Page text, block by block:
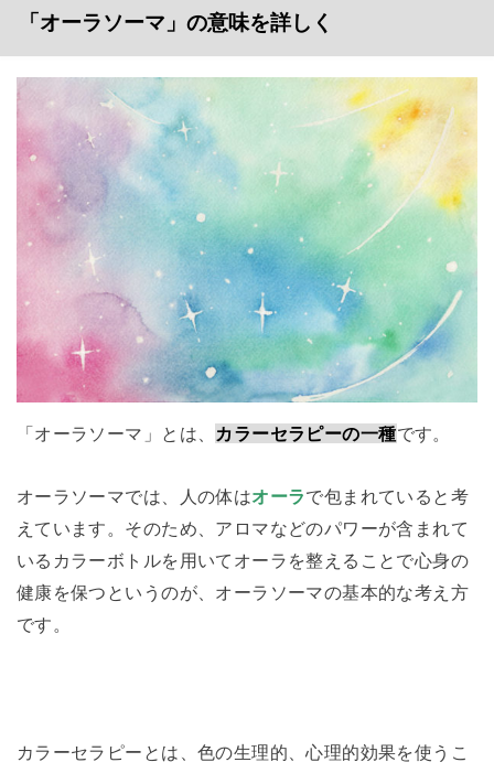
「オーラソーマ」の意味を詳しく
「オーラソーマ」とは、 カラーセラピーの一種です。
オーラソーマでは、人の体はオーラで包まれていると考
えています。そのため、アロマなどのパワーが含まれて
いるカラーボトルを用いてオーラを整えることで心身の
健康を保つというのが、オーラソーマの基本的な考え方
です。
カラーセラピーとは、色の生理的、心理的効果を使うこ